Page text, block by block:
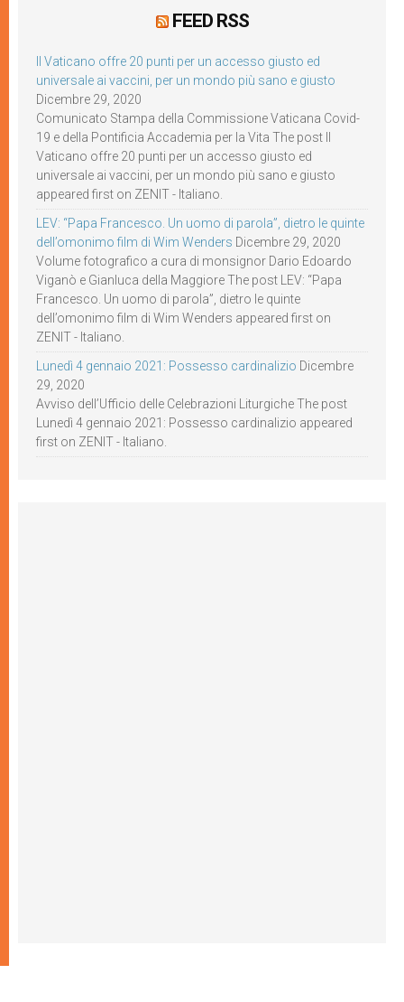
FEED RSS
Il Vaticano offre 20 punti per un accesso giusto ed
universale ai vaccini, per un mondo più sano e giusto
Dicembre 29, 2020
Comunicato Stampa della Commissione Vaticana Covid-
19 e della Pontificia Accademia per la Vita The post Il
Vaticano offre 20 punti per un accesso giusto ed
universale ai vaccini, per un mondo più sano e giusto
appeared first on ZENIT - Italiano.
LEV: “Papa Francesco. Un uomo di parola”, dietro le quinte
dell’omonimo film di Wim Wenders Dicembre 29, 2020
Volume fotografico a cura di monsignor Dario Edoardo
Viganò e Gianluca della Maggiore The post LEV: “Papa
Francesco. Un uomo di parola”, dietro le quinte
dell’omonimo film di Wim Wenders appeared first on
ZENIT - Italiano.
Lunedì 4 gennaio 2021: Possesso cardinalizio Dicembre
29, 2020
Avviso dell’Ufficio delle Celebrazioni Liturgiche The post
Lunedì 4 gennaio 2021: Possesso cardinalizio appeared
first on ZENIT - Italiano.